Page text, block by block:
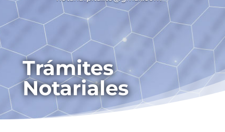
Trámites
Notariales